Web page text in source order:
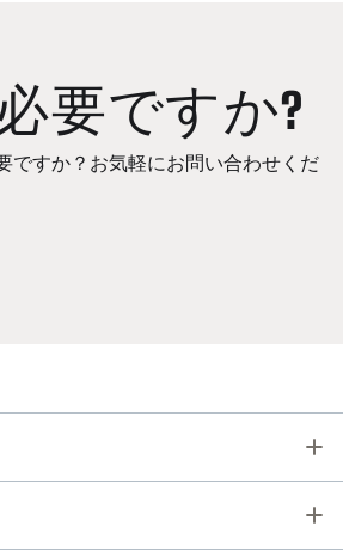
要ですか?
ですか？お気軽にお問い合わせくだ